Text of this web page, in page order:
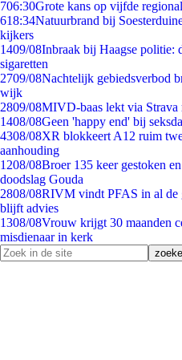
706:30Grote kans op vijfde
618:34Natuurbrand bij
kijkers
1409/08Inbraak bij Haagse politie:
sigaretten
2709/08Nachtelijk gebiedsverbod
wijk
2809/08MIVD-baas lekt via Strava
1408/08Geen 'happy end' bij
4308/08XR blokkeert A12 ruim
aanhouding
1208/08Broer 135 keer gestoken
doodslag Gouda
2808/08RIVM vindt PFAS in al de
blijft advies
1308/08Vrouw krijgt 30 maanden
misdienaar in kerk